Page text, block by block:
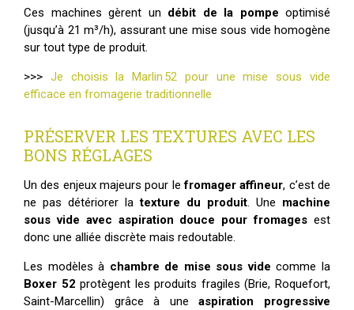
Ces machines gèrent un débit de la pompe optimisé
(jusqu’à 21 m³/h), assurant une mise sous vide homogène
sur tout type de produit.
>>> Je choisis la Marlin 52 pour une mise sous vide
efficace en fromagerie traditionnelle
PRÉSERVER LES TEXTURES AVEC LES
BONS RÉGLAGES
Un des enjeux majeurs pour lefromager affineur, c’est de
ne pas détériorer latexture du produit . Une machine
sous vide avec aspiration douce pour fromages est
donc une alliée discrète mais redoutable.
Les modèles à chambre de mise sous vide comme la
Boxer 52 protègent les produits fragiles (Brie, Roquefort,
Saint-Marcellin) grâce à uneaspiration progressive